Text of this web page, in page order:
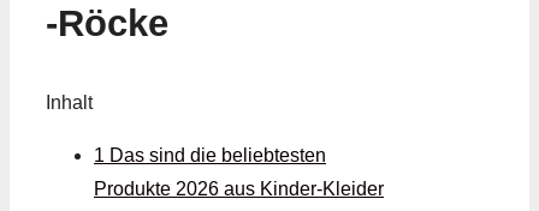
-Röcke
Inhalt
1 Das sind die beliebtesten
Produkte 2026 aus Kinder-Kleider